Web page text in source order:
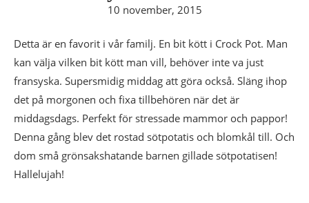
10 november, 2015
Detta är en favorit i vår familj. En bit kött i Crock Pot. Man
kan välja vilken bit kött man vill, behöver inte va just
fransyska. Supersmidig middag att göra också. Släng ihop
det på morgonen och fixa tillbehören när det är
middagsdags. Perfekt för stressade mammor och pappor!
Denna gång blev det rostad sötpotatis och blomkål till. Och
dom små grönsakshatande barnen gillade sötpotatisen!
Hallelujah!